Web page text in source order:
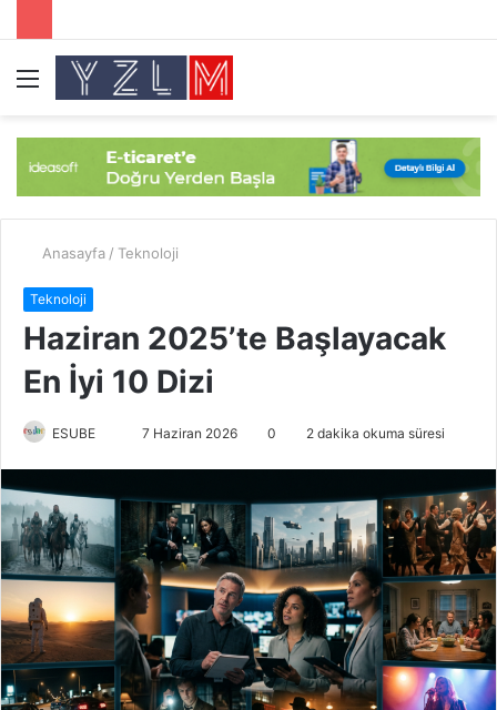
Menü
Anasayfa / Teknoloji
Teknoloji
Haziran 2025’te Başlayacak
En İyi 10 Dizi
ESUBE
p
s
t
g
7 Haziran 2026 0 2 dakika okuma süresi